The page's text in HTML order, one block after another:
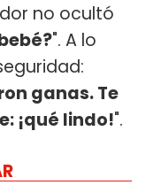
no ocultó
". A lo
ganas. Te
¡qué lindo!".